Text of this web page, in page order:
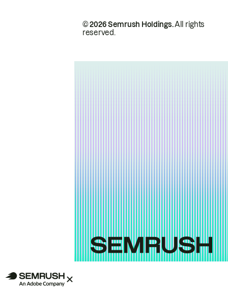
© 2026 Semrush Holdings.All rights
reserved.